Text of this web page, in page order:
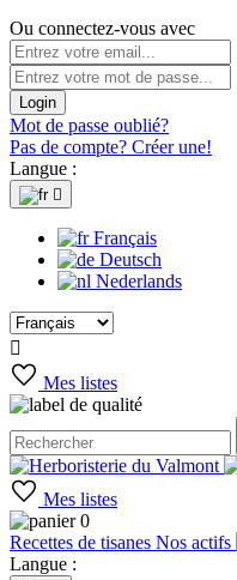
Ou connectez-vous avec
Login
Mot de passe oublié?
Pas de compte? Créer une!
Langue :

Français
Deutsch
Nederlands

Mes listes
Mes listes
0
Recettes de tisanes Nos actifs
Langue :